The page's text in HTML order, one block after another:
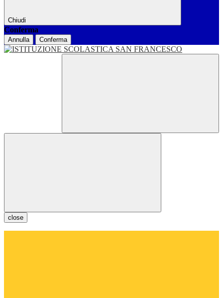
Chiudi
Conferma
Annulla Conferma
close